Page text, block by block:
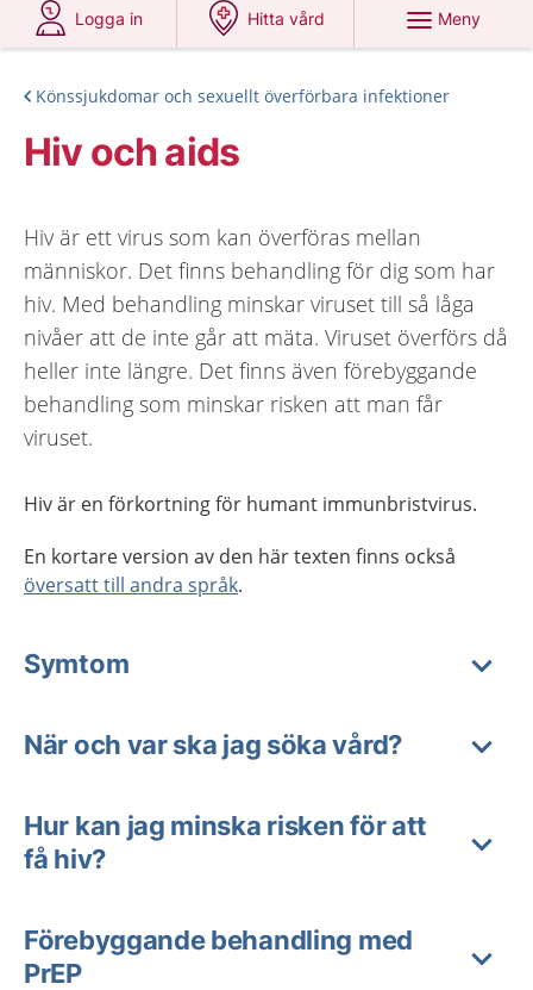
Logga in
Hitta vård
Meny
Könssjukdomar och sexuellt överförbara infektioner
Hiv och aids
Hiv är ett virus som kan överföras mellan
människor. Det finns behandling för dig som har
hiv. Med behandling minskar viruset till så låga
nivåer att de inte går att mäta. Viruset överförs då
heller inte längre. Det finns även förebyggande
behandling som minskar risken att man får
viruset.
Hiv är en förkortning för humant immunbristvirus.
En kortare version av den här texten finns också
översatt till andra språk.
Symtom
När och var ska jag söka vård?
Hur kan jag minska risken för att
få hiv?
Förebyggande behandling med
PrEP